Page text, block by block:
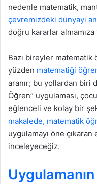
nedenle matematik,
çevremizdeki dünyayı
doğru kararlar almamıza
Bazı bireyler
yüzden matematiği
aranır; bu yollardan biri
Öğren” uygulaması,
eğlenceli ve kolay bir
makalede, matematik
uygulamayı öne
inceleyeceğiz.